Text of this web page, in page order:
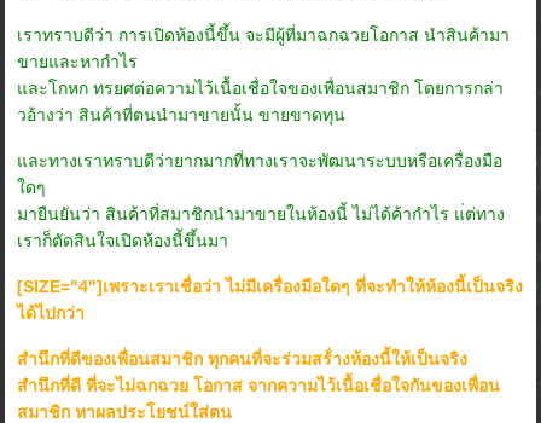
เราทราบดีว่า การเปิดห้องนี้ขึ้น จะมีผู้ที่มาฉกฉวยโอกาส นำสินค้ามา
ขายและหากำไร
และโกหก ทรยศต่อความไว้เนื้อเชื่อใจของเพื่อนสมาชิก โดยการกล่า
วอ้างว่า สินค้าที่ตนนำมาขายนั้น ขายขาดทุน
และทางเราทราบดีว่ายากมากที่ทางเราจะพัฒนาระบบหรือเครื่องมือ
ใดๆ
มายืนยันว่า สินค้าที่สมาชิกนำมาขายในห้องนี้ ไม่ได้ค้ากำไร แ่ต่ทาง
เราก็ตัดสินใจเปิดห้องนี้ขึ้นมา
[SIZE="4"]เพราะเราเชื่อว่า ไม่มีเครื่องมือใดๆ ที่จะทำให้ห้องนี้เป็นจริง
ได้ไปกว่า
สำนึกที่ดีของเพื่อนสมาชิก ทุกคนที่จะร่วมสร้่างห้องนี้ให้เป็นจริง
สำนึกที่ดี ที่จะไม่ฉกฉวย โอกาส จากความไว้เนื้อเชื่อใจกันของเพื่อน
สมาชิก หาผลประโยชน์ใส่ตน